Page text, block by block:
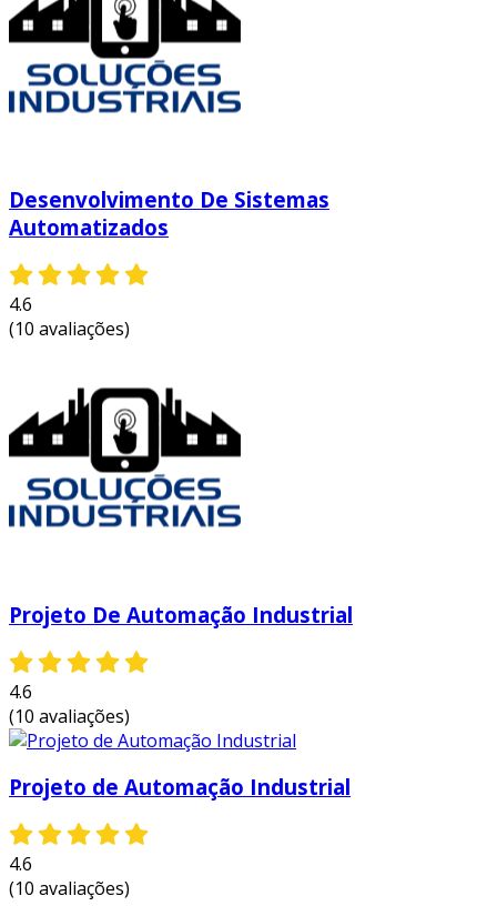
trabalho.
ao considerar a implementação de um projeto
de automação, os benefícios superam os
desafios iniciais, resultando em operações mais
entre em contato e solicite um orçamento
personalizado!
Desenvolvimento De Sistemas
Automatizados
4.6
(10 avaliações)
Projeto De Automação Industrial
4.6
(10 avaliações)
Projeto de Automação Industrial
4.6
(10 avaliações)